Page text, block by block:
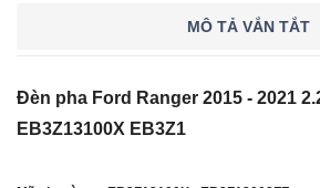
MÔ TẢ VẮN TẮT
Đèn pha Ford Ranger 2015 - 2021
EB3Z13100X EB3Z1